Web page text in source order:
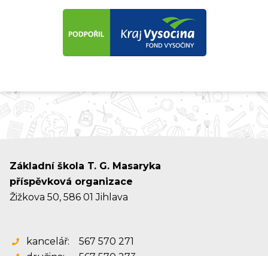
Základní škola T. G. Masaryka
příspěvková organizace
Žižkova 50, 586 01 Jihlava
kancelář:
567 570 271